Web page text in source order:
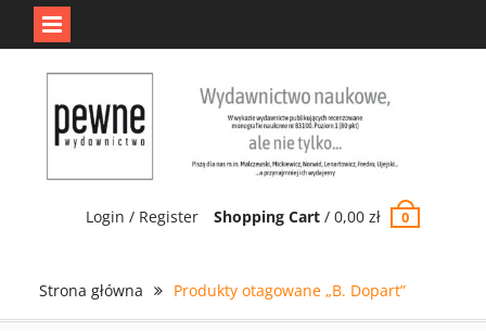
Login / Register Shopping Cart /0,00zł 0
Strona główna Produkty otagowane „B. Dopart”